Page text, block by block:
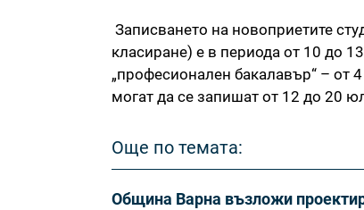
Записването на новоприетите
класиране) е в периода от 10 до
„професионален бакалавър“ – от
могат да се запишат от 12 до 20
Още по темата:
Община Варна възложи